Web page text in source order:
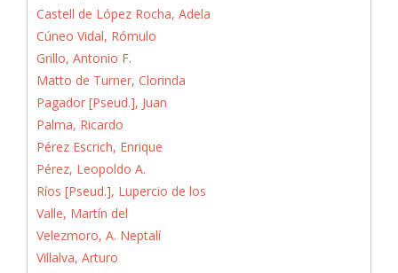
Castell de López Rocha, Adela
Cúneo Vidal, Rómulo
Grillo, Antonio F.
Matto de Turner, Clorinda
Pagador [Pseud.], Juan
Palma, Ricardo
Pérez Escrich, Enrique
Pérez, Leopoldo A.
Ríos [Pseud.], Lupercio de los
Valle, Martín del
Velezmoro, A. Neptalí
Villalva, Arturo